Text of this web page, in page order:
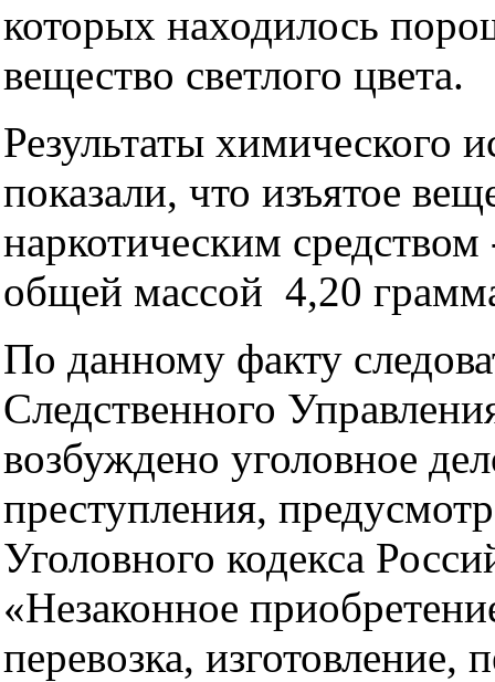
которых находилось
вещество светлого цвета.
Результаты химического
показали, что изъятое
наркотическим
общей массой 4,20
По данному факту
Следственного
возбуждено уголовное
преступления,
Уголовного кодекса
«Незаконное
перевозка, изготовление,